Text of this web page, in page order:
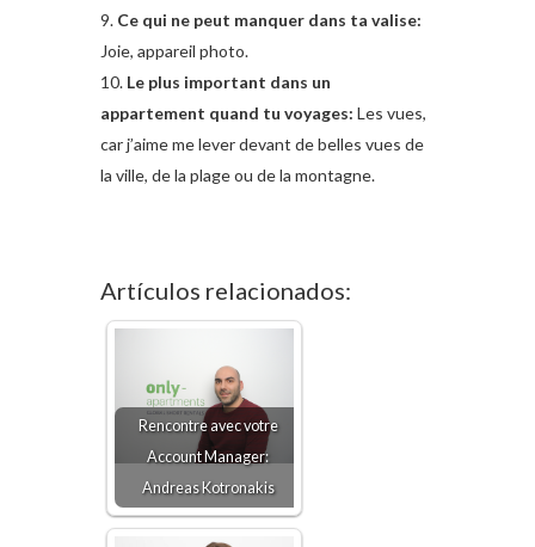
Ce qui ne peut manquer dans ta valise:
Joie, appareil photo.
Le plus important dans un
appartement quand tu voyages: Les vues,
car j’aime me lever devant de belles vues de
la ville, de la plage ou de la montagne.
Artículos relacionados:
Rencontre avec votre
Account Manager:
Andreas Kotronakis